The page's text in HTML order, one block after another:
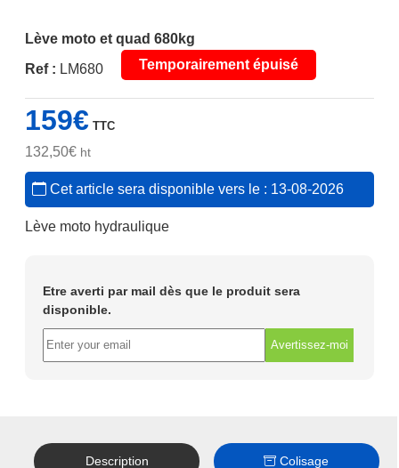
Lève moto et quad 680kg
Ref : LM680 Temporairement épuisé
159€ TTC
132,50€ht
Cet article sera disponible vers le : 13-08-2026
Lève moto hydraulique
Etre averti par mail dès que le produit sera
disponible.
Avertissez-moi
Description Colisage